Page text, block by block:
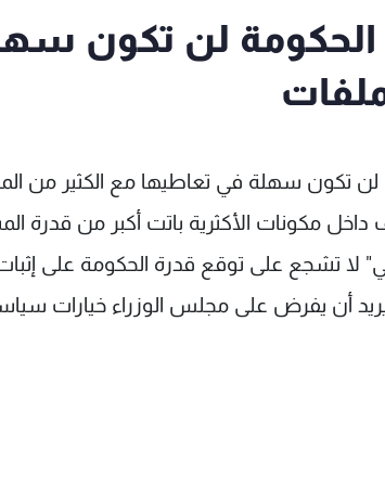
الحكومة لن تكون
تكون سهلة في تعاطيها مع الكثير من
مكونات الأكثرية باتت أكبر من قدرة
لا تشجع على توقع قدرة الحكومة على
أن يفرض على مجلس الوزراء خيارات